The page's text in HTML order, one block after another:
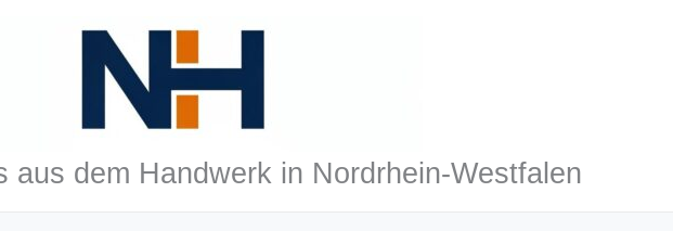
aus dem Handwerk in Nordrhein-Westfalen